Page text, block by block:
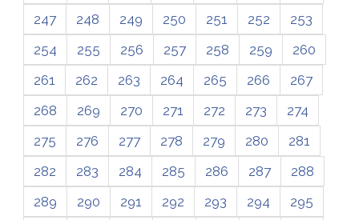
247
248 249 250 251 252
253
254
255 256 257 258 259
260
261
262 263 264 265 266
267
268
269 270 271 272 273
274
275
276 277 278 279 280
281
282
283 284 285 286 287
288
289
290 291 292 293 294
295